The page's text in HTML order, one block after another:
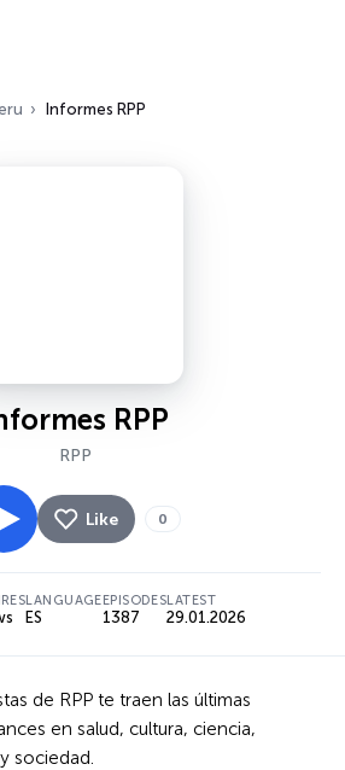
Informes RPP
RPP
RPP
Like 0
LANGUAGE
ES
EPISODES
1387
LATEST
29.01.2026
de RPP te traen las últimas
en salud, cultura, ciencia,
sociedad.